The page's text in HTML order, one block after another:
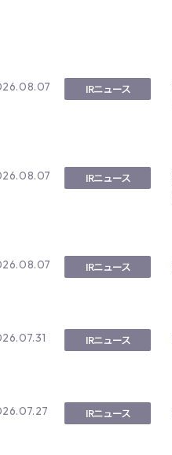
IRニュース
IRニュース
IRニュース
IRニュース
IRニュース